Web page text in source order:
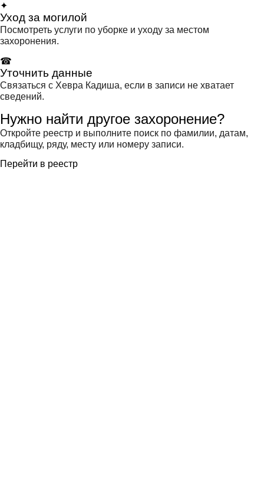
✦
Уход за могилой
Посмотреть услуги по уборке и уходу за местом
захоронения.
☎
Уточнить данные
Связаться с Хевра Кадиша, если в записи не хватает
сведений.
Нужно найти другое захоронение?
Откройте реестр и выполните поиск по фамилии, датам,
кладбищу, ряду, месту или номеру записи.
Перейти в реестр